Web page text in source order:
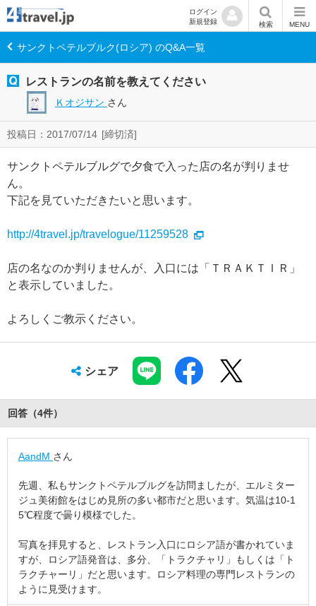
ログイン
新規登録
検索 MENU
サンクトペテルブルク(ロシア) のQ&A一覧
レストランの名前を教えてください
Ｋオジサン さん
投稿日：2017/07/14 [締切済]
サンクトペテルブルグで夕食で入った店の名が判りませ
ん。
下記を見ていただきたいと思います。
http://4travel.jp/travelogue/11259528
店の名なのか判りませんが、入口には「ＴＲＡＫＴＩＲ」
と表示していました。
よろしくご教示ください。
シェア
回答（4件）
AandM さん
先週、私もサンクトペテルブルグを訪問ましたが、エルミター
ジュ美術館をはじめ見所の多い都市だと思います。気温は10-1
5℃程度で曇り模様でした。
写真を拝見すると、レストラン入口にロシア語が書かれていま
すが、ロシア語発音は、多分、「トラクチャリ」もしくは「ト
ラクチャーリ」だと思います。ロシア料理の専門レストランの
ように見受けます。